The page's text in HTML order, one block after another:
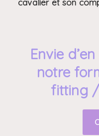
cavalier et son
Envie
notre
fitting